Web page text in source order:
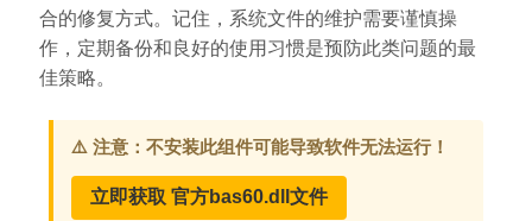
合的修复方式。记住，系统文件的维护需要谨慎操
作，定期备份和良好的使用习惯是预防此类问题的最
佳策略。